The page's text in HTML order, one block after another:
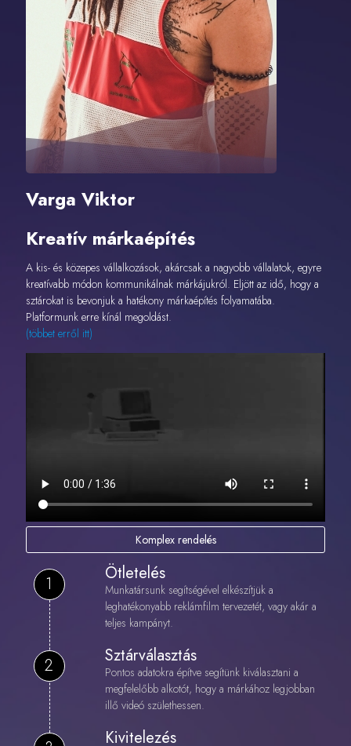
Varga Viktor
Kreatív márkaépítés
A kis- és közepes vállalkozások, akárcsak a nagyobb vállalatok, egyre
kreatívabb módon kommunikálnak márkájukról. Eljött az idő, hogy a
sztárokat is bevonjuk a hatékony márkaépítés folyamatába.
Platformunk erre kínál megoldást.
(többet erről itt)
Komplex rendelés
1
2
Ötletelés
Munkatársunk segítségével elkészítjük a
leghatékonyabb reklámfilm tervezetét, vagy akár a
teljes kampányt.
Sztárválasztás
Pontos adatokra építve segítünk kiválasztani a
megfelelőbb alkotót, hogy a márkához legjobban
illő videó születhessen.
Kivitelezés